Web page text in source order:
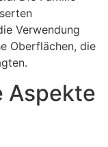
Verwendung
Oberflächen, die
Aspekte